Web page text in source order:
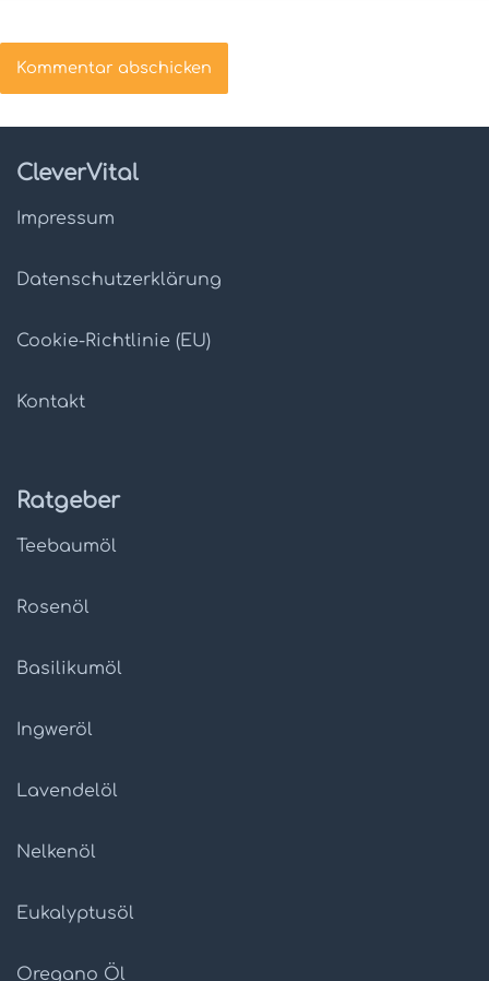
CleverVital
Impressum
Datenschutz­erklärung
Cookie-Richtlinie (EU)
Kontakt
Ratgeber
Teebaumöl
Rosenöl
Basilikumöl
Ingweröl
Lavendelöl
Nelkenöl
Eukalyptusöl
Oregano Öl